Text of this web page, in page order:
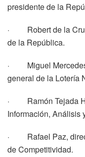
presidente de la
· Robert de la
de la República.
· Miguel
general de la Lotería
· Ramón Tejada
Información, Análisis
· Rafael Paz,
de Competitividad.